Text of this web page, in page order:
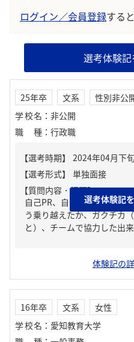
ログイン／会員登録する
選考体験
25年卒 文系
性別非公
学校名 ： 非公開
職種 ： 行政職
【質問内容・課題】
自己PR、自分の強み/弱み
う乗り越えたか、ガクチカ
と）、チームで協力した出
選考体験記
体験記の
16年卒 文系
女性
学校名 ： 愛知教育大学